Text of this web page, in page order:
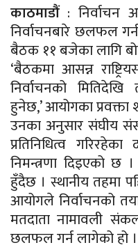
काठमाडौं: निर्वाचन
निर्वाचनबारे छलफल
बैठक ११ बजेका लागि
‘बैठकमा आसन्न
निर्वाचनको मितिदेखि
हुनेछ,’ आयोगका प्रवक्ता
उनका अनुसार संघीय
प्रतिनिधित्व
निमन्त्रणा दिइएको छ ।
हुँदैछ । स्थानीय तहमा
आयोगले निर्वाचनको
मतदाता नामावली
छलफल गर्न लागेको हो ।